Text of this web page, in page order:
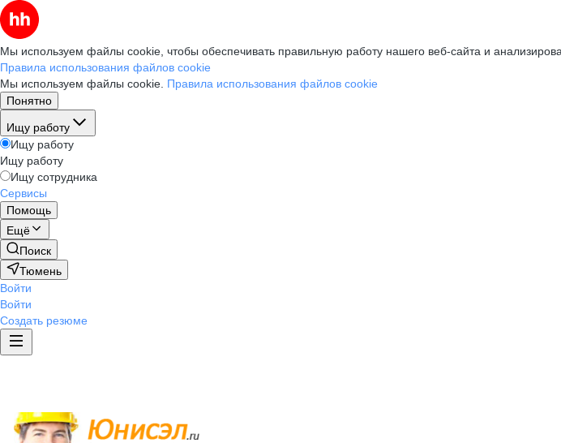
Мы используем файлы cookie, чтобы обеспечивать правильную работу нашего веб-сайта и
Правила использования файлов cookie
Мы используем файлы cookie. Правила использования файлов cookie
Понятно
Ищу работу
Ищу работу
Ищу работу
Ищу сотрудника
Сервисы
Помощь
Ещё
Поиск
Тюмень
Войти
Войти
Создать резюме